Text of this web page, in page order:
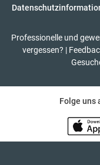
Professionelle und
vergessen? |
Folge uns